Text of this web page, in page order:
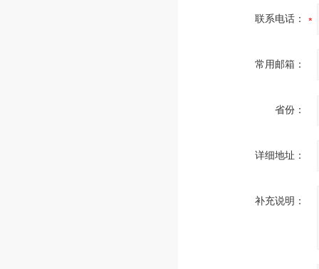
联系电话：
常用邮箱：
省份：
详细地址：
补充说明：